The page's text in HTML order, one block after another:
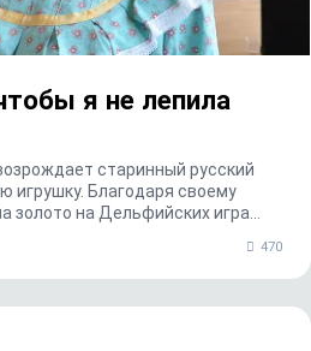
я не лепила
старинный русский
игрушку. Благодаря своему
золото на Дельфийских игра...
470